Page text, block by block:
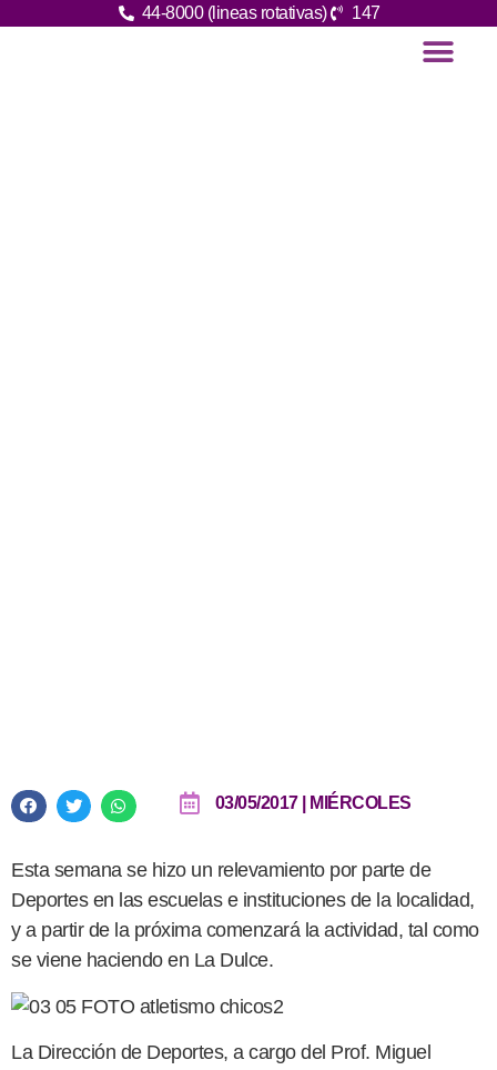
44-8000 (lineas rotativas) 147
03/05/2017 | MIÉRCOLES
Esta semana se hizo un relevamiento por parte de
Deportes en las escuelas e instituciones de la localidad,
y a partir de la próxima comenzará la actividad, tal como
se viene haciendo en La Dulce.
La Dirección de Deportes, a cargo del Prof. Miguel